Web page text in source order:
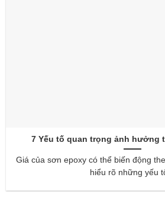
7 Yếu tố quan trọng ảnh hưởng
Giá của sơn epoxy có thể biến động
hiểu rõ những yếu